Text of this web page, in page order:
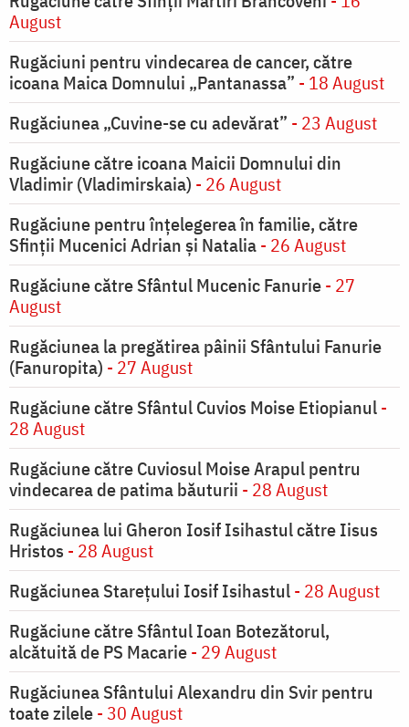
August
Rugăciuni pentru vindecarea de cancer, către
icoana Maica Domnului „Pantanassa” - 18 August
Rugăciunea „Cuvine-se cu adevărat” - 23 August
Rugăciune către icoana Maicii Domnului din
Vladimir (Vladimirskaia) - 26 August
Rugăciune pentru înţelegerea în familie, către
Sfinţii Mucenici Adrian şi Natalia- 26 August
Rugăciune către Sfântul Mucenic Fanurie- 27
August
Rugăciunea la pregătirea pâinii Sfântului Fanurie
(Fanuropita) - 27 August
Rugăciune către Sfântul Cuvios Moise Etiopianul-
28 August
Rugăciune către Cuviosul Moise Arapul pentru
vindecarea de patima băuturii - 28 August
Rugăciunea lui Gheron Iosif Isihastul către Iisus
Hristos - 28 August
Rugăciunea Starețului Iosif Isihastul- 28 August
Rugăciune către Sfântul Ioan Botezătorul,
alcătuită de PS Macarie- 29 August
Rugăciunea Sfântului Alexandru din Svir pentru
toate zilele- 30 August